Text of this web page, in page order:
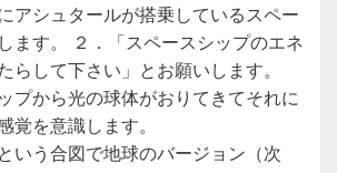
アシュタールが搭乗しているスペー
ます。 ２．「スペースシップのエネ
らして下さい」とお願いします。
プから光の球体がおりてきてそれに
覚を意識します。
いう合図で地球のバージョン（次